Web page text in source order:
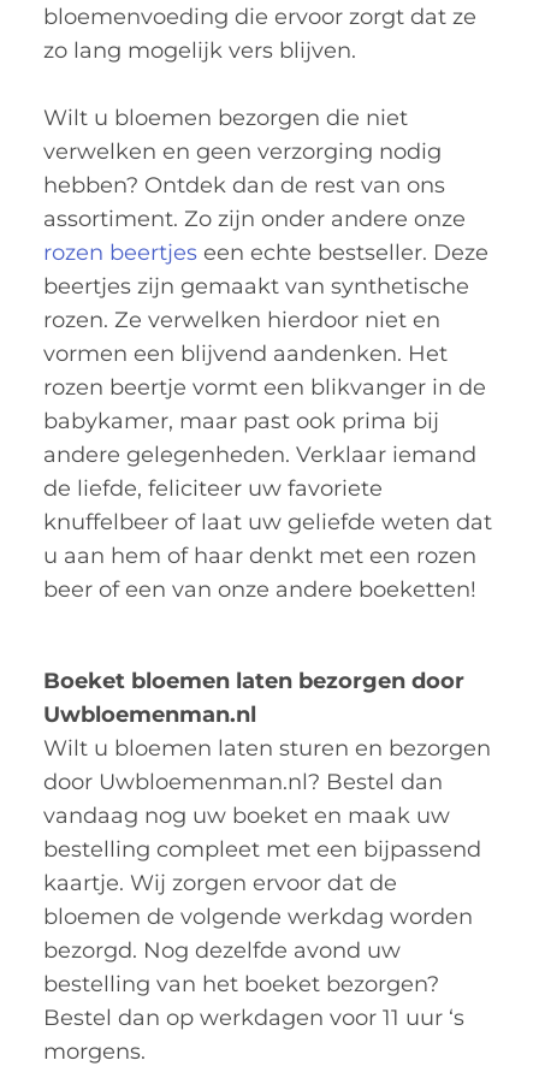
bloemenvoeding die ervoor zorgt dat ze
zo lang mogelijk vers blijven.
Wilt u bloemen bezorgen die niet
verwelken en geen verzorging nodig
hebben? Ontdek dan de rest van ons
assortiment. Zo zijn onder andere onze
rozen beertjes een echte bestseller. Deze
beertjes zijn gemaakt van synthetische
rozen. Ze verwelken hierdoor niet en
vormen een blijvend aandenken. Het
rozen beertje vormt een blikvanger in de
babykamer, maar past ook prima bij
andere gelegenheden. Verklaar iemand
de liefde, feliciteer uw favoriete
knuffelbeer of laat uw geliefde weten dat
u aan hem of haar denkt met een rozen
beer of een van onze andere boeketten!
Boeket bloemen laten bezorgen door
Uwbloemenman.nl
Wilt u bloemen laten sturen en bezorgen
door Uwbloemenman.nl? Bestel dan
vandaag nog uw boeket en maak uw
bestelling compleet met een bijpassend
kaartje. Wij zorgen ervoor dat de
bloemen de volgende werkdag worden
bezorgd. Nog dezelfde avond uw
bestelling van het boeket bezorgen?
Bestel dan op werkdagen voor 11 uur ‘s
morgens.